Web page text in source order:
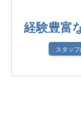
経験豊富
スタッ